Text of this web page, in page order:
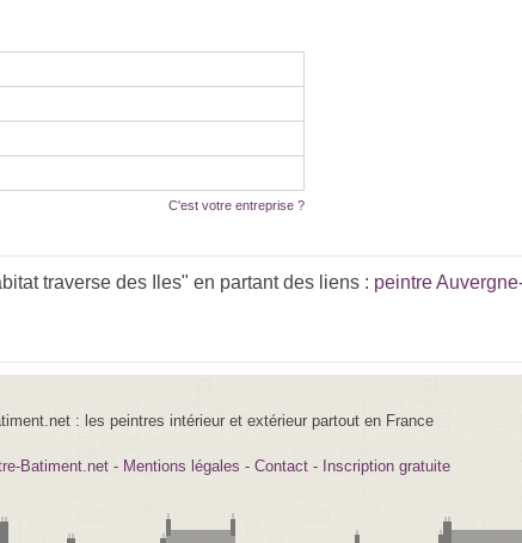
C'est votre entreprise ?
traverse des Iles" en partant des liens : peintre
: les peintres intérieur et extérieur partout en France
Batiment.net - Mentions légales - Contact- Inscription gratuite